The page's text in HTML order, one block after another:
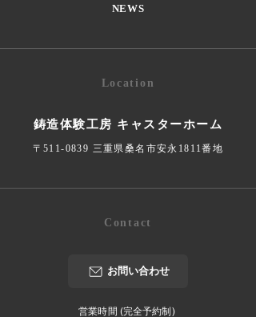
NEWS
Location
鋳造体験工房 キャスターホーム
〒511-0839 三重県桑名市安永1811番地
Contact
お問い合わせ
営業時間 (完全予約制)